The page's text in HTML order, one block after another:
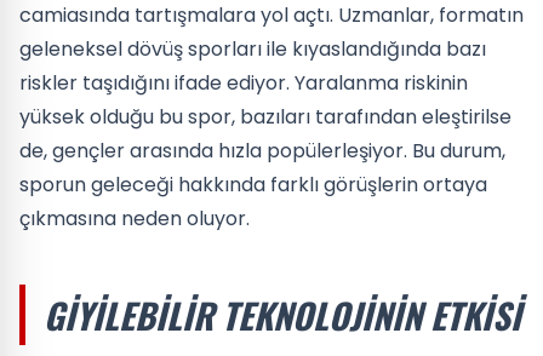
camiasında tartışmalara yol açtı. Uzmanlar, formatın
geleneksel dövüş sporları ile kıyaslandığında bazı
riskler taşıdığını ifade ediyor. Yaralanma riskinin
yüksek olduğu bu spor, bazıları tarafından eleştirilse
de, gençler arasında hızla popülerleşiyor. Bu durum,
sporun geleceği hakkında farklı görüşlerin ortaya
çıkmasına neden oluyor.
GIYILEBILIR TEKNOLOJININ ETKISI